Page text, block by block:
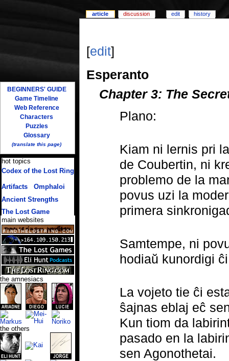
[edit]
Esperanto
Chapter 3: The
Plano:
Kiam ni lernis pri
de Coubertin, ni
problemo de la
povus uzi la
primera
Samtempe, ni
hodiaŭ kunordigi
La vojeto tie ĉi
ŝajnas eblaj eĉ
Kun tiom da
pasado en la
sen Agonothetai.
article discussion edit history
BEGINNERS' GUIDE
Game Timeline
Web Reference
Characters
Puzzles
Glossary
(translate this page)
hot topics
Codex of the Lost Ring
Artifacts/ Omphaloi
Ancient Strengths
The Lost Game
main websites
the amnesiacs
the others